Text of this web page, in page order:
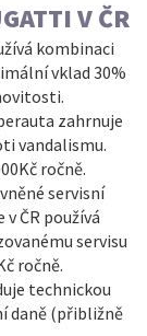
V ČR
kombinaci
vklad 30%
zahrnuje
vandalismu.
ročně.
servisní
ČR používá
servisu
ročně.
technickou
daně (přibližně